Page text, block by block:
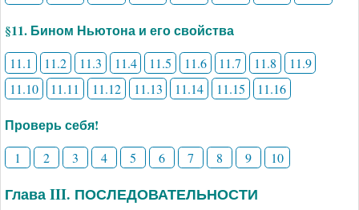
§11. Бином Ньютона и его свойства
11.1 11.2 11.3 11.4 11.5 11.6 11.7 11.8
11.9
11.10
11.11 11.12 11.13 11.14 11.15 11.16
Проверь себя!
1 2 3 4 5 6 7 8 9 10
Глава III. ПОСЛЕДОВАТЕЛЬНОСТИ